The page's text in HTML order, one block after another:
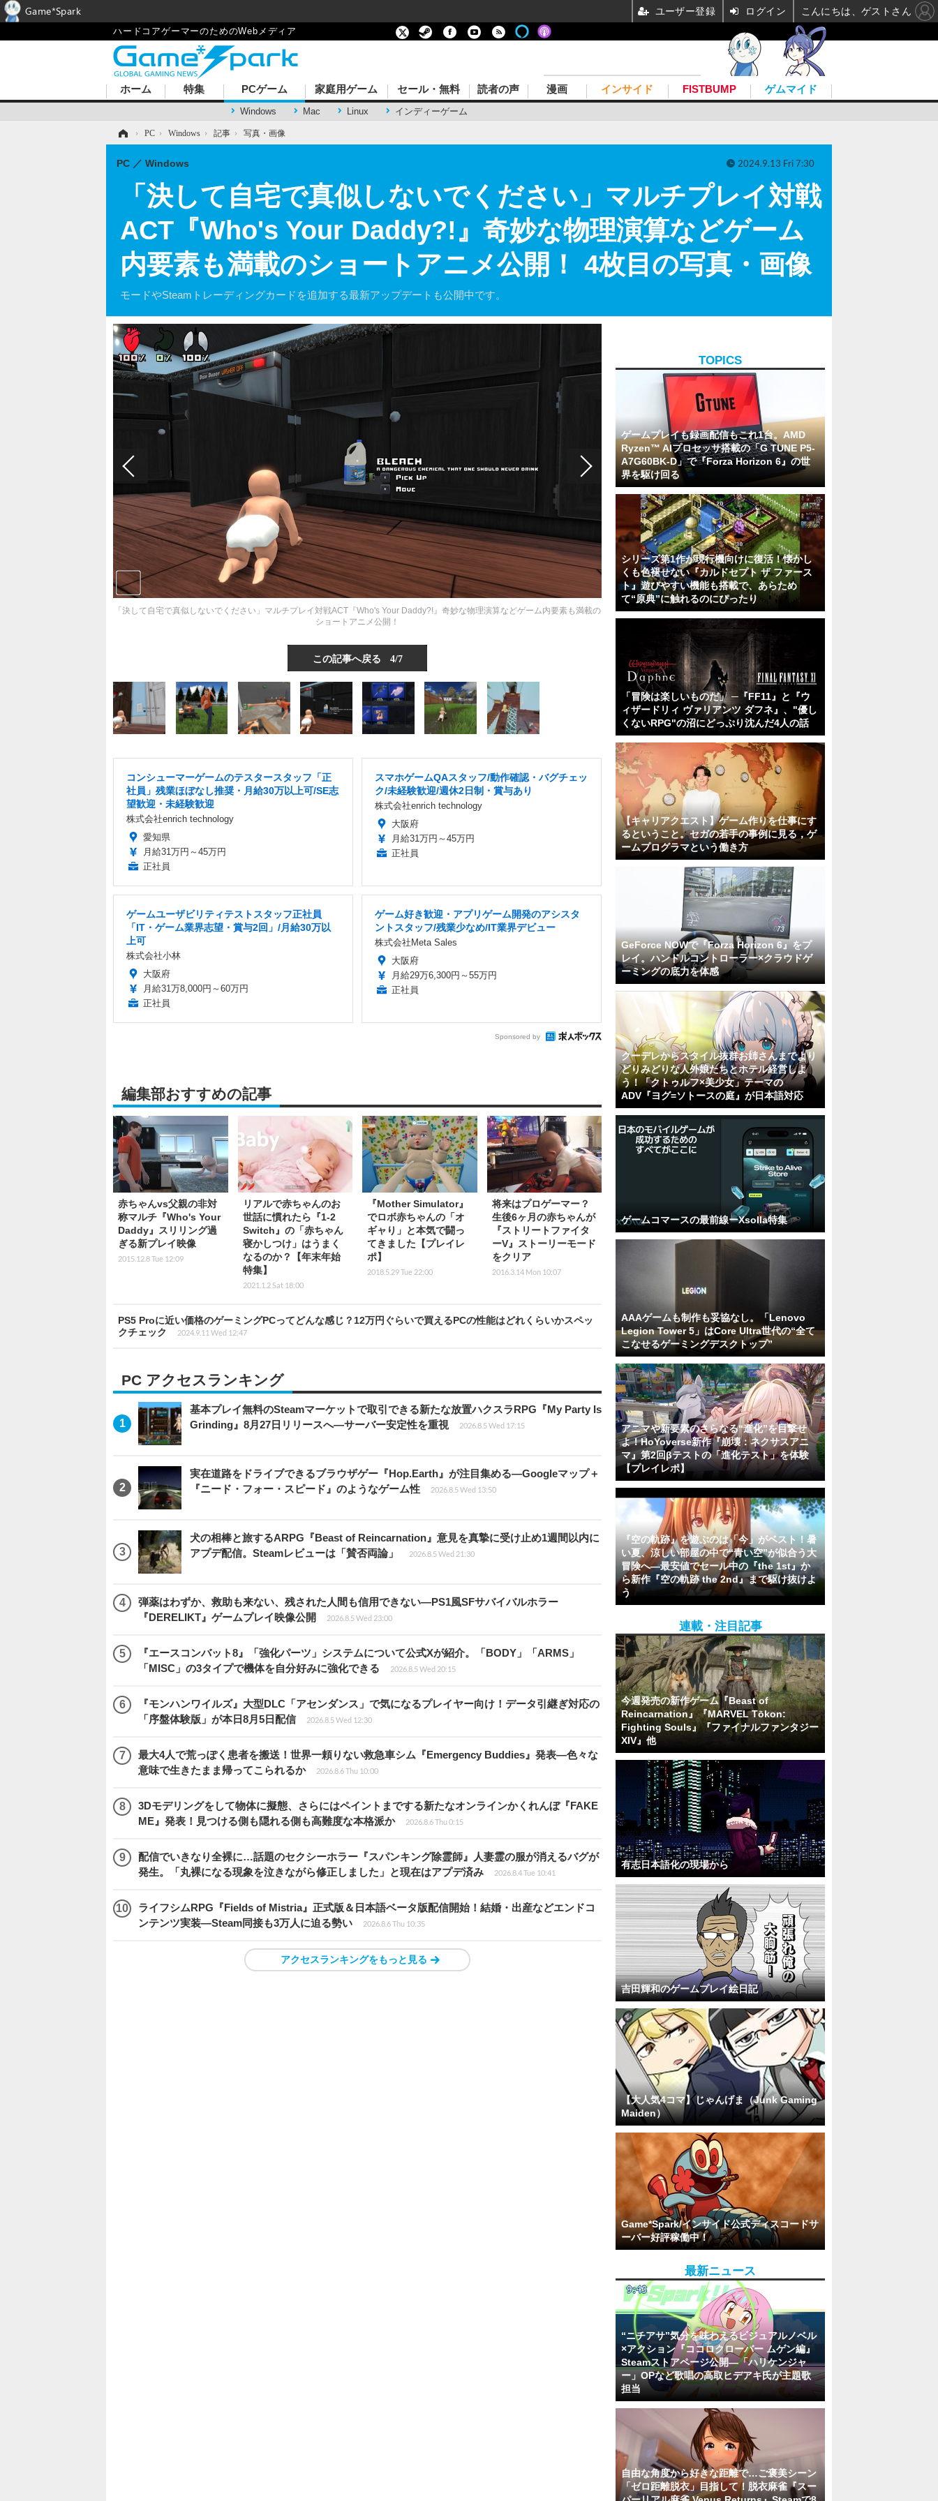
ハードコアゲーマーのためのWebメディア
ホーム 特集 PCゲーム
Windows Mac Linux インディーゲーム
家庭用ゲーム セール・無料 読者の声 漫画 インサイド FISTBUMP ゲムマイド
› PC › Windows › 記事 › 写真・画像
「決して自宅で真似しないでください」マルチプレイ対戦
ACT『Who's Your Daddy?!』奇妙な物理演算などゲーム
内要素も満載のショートアニメ公開！ 4枚目の写真・画像
モードやSteamトレーディングカードを追加する最新アップデートも公開中です。
PC Windows 2024.9.13 Fri 7:30
「決して自宅で真似しないでください」マルチプレイ対戦ACT『Who's Your Daddy?!』奇妙な物理演算などゲーム内要素も満載の
ショートアニメ公開！
この記事へ戻る 4/7
コンシューマーゲームのテスタースタッフ「正
社員」残業ほぼなし推奨・月給30万以上可/SE志
望歓迎・未経験歓迎
株式会社enrich technology
愛知県
月給31万円～45万円
正社員
スマホゲームQAスタッフ/動作確認・バグチェッ
ク/未経験歓迎/週休2日制・賞与あり
株式会社enrich technology
大阪府
月給31万円～45万円
正社員
ゲームユーザビリティテストスタッフ正社員
「IT・ゲーム業界志望・賞与2回」/月給30万以
上可
株式会社小林
大阪府
月給31万8,000円～60万円
正社員
ゲーム好き歓迎・アプリゲーム開発のアシスタ
ントスタッフ/残業少なめ/IT業界デビュー
株式会社Meta Sales
大阪府
月給29万6,300円～55万円
正社員
Sponsored by
編集部おすすめの記事
赤ちゃんvs父親の非対
称マルチ『Who's Your
Daddy』スリリング過
ぎる新プレイ映像
2015.12.8 Tue 12:09
リアルで赤ちゃんのお
世話に慣れたら『1-2
Switch』の「赤ちゃん
寝かしつけ」はうまく
なるのか？【年末年始
特集】
2021.1.2 Sat 18:00
『Mother Simulator』
でロボ赤ちゃんの「オ
ギャり」と本気で闘っ
てきました【プレイレ
ポ】
2018.5.29 Tue 22:00
将来はプロゲーマー？
生後6ヶ月の赤ちゃんが
『ストリートファイタ
ーV』ストーリーモード
をクリア
2016.3.14 Mon 10:07
PS5 Proに近い価格のゲーミングPCってどんな感じ？12万円ぐらいで買えるPCの性能はどれくらいかスペッ
クチェック
2024.9.11 Wed 12:47
PC アクセスランキング
基本プレイ無料のSteamマーケットで取引できる新たな放置ハクスラRPG『My Party Is
Grinding』8月27日リリースへ―サーバー安定性を重視
2026.8.5 Wed 17:15
実在道路をドライブできるブラウザゲー『Hop.Earth』が注目集める―Googleマップ＋
『ニード・フォー・スピード』のようなゲーム性
2026.8.5 Wed 13:50
犬の相棒と旅するARPG『Beast of Reincarnation』意見を真摯に受け止め1週間以内に
アプデ配信。Steamレビューは「賛否両論」
2026.8.5 Wed 21:30
弾薬はわずか、救助も来ない、残された人間も信用できない―PS1風SFサバイバルホラー
『DERELIKT』ゲームプレイ映像公開
2026.8.5 Wed 23:00
『エースコンバット8』「強化パーツ」システムについて公式Xが紹介。「BODY」「ARMS」
「MISC」の3タイプで機体を自分好みに強化できる
2026.8.5 Wed 20:15
『モンハンワイルズ』大型DLC「アセンダンス」で気になるプレイヤー向け！データ引継ぎ対応の
「序盤体験版」が本日8月5日配信
2026.8.5 Wed 12:30
最大4人で荒っぽく患者を搬送！世界一頼りない救急車シム『Emergency Buddies』発表―色々な
意味で生きたまま帰ってこられるか
2026.8.6 Thu 10:00
3Dモデリングをして物体に擬態、さらにはペイントまでする新たなオンラインかくれんぼ『FAKE
ME』発表！見つける側も隠れる側も高難度な本格派か
2026.8.6 Thu 0:15
配信でいきなり全裸に…話題のセクシーホラー『スパンキング除霊師』人妻霊の服が消えるバグが
発生。「丸裸になる現象を泣きながら修正しました」と現在はアプデ済み
2026.8.4 Tue 10:41
ライフシムRPG『Fields of Mistria』正式版＆日本語ベータ版配信開始！結婚・出産などエンドコ
ンテンツ実装―Steam同接も3万人に迫る勢い
2026.8.6 Thu 10:35
アクセスランキングをもっと見る
TOPICS
ゲームプレイも録画配信もこれ1台。AMD
Ryzen™ AIプロセッサ搭載の「G TUNE P5-
A7G60BK-D」で『Forza Horizon 6』の世
界を駆け回る
シリーズ第1作が現行機向けに復活！懐かし
くも色褪せない『カルドセプト ザ ファース
ト』遊びやすい機能も搭載で、あらため
て“原典”に触れるのにぴったり
「冒険は楽しいものだ」 ─『FF11』と『ウ
ィザードリィ ヴァリアンツ ダフネ』、"優し
くないRPG"の沼にどっぷり沈んだ4人の話
【キャリアクエスト】ゲーム作りを仕事にす
るということ。セガの若手の事例に見る，ゲ
ームプログラマという働き方
GeForce NOWで『Forza Horizon 6』をプ
レイ。ハンドルコントローラー×クラウドゲ
ーミングの底力を体感
クーデレからスタイル抜群お姉さんまでより
どりみどりな人外娘たちとホテル経営しよ
う！「クトゥルフ×美少女」テーマの
ADV『ヨグ=ソトースの庭』が日本語対応
ゲームコマースの最前線ーXsolla特集
AAAゲームも制作も妥協なし。「Lenovo
Legion Tower 5」はCore Ultra世代の“全て
こなせるゲーミングデスクトップ”
アニマや新要素のさらなる“進化”を目撃せ
よ！HoYoverse新作『崩壊：ネクサスアニ
マ』第2回βテストの「進化テスト」を体験
【プレイレポ】
『空の軌跡』を遊ぶのは「今」がベスト！暑
い夏、涼しい部屋の中で“青い空”が似合う大
冒険へ―最安値でセール中の『the 1st』か
ら新作『空の軌跡 the 2nd』まで駆け抜けよ
う
連載・注目記事
今週発売の新作ゲーム『Beast of
Reincarnation』『MARVEL Tōkon:
Fighting Souls』『ファイナルファンタジー
XIV』他
有志日本語化の現場から
吉田輝和のゲームプレイ絵日記
【大人気4コマ】じゃんげま（Junk Gaming
Maiden）
Game*Spark/インサイド公式ディスコードサ
ーバー好評稼働中！
最新ニュース
“ニチアサ”気分を味わえるビジュアルノベル
×アクション『ココロクローバー ムゲン編』
Steamストアページ公開―「ハリケンジャ
ー」OPなど歌唱の高取ヒデアキ氏が主題歌
担当
自由な角度から好きな距離で…ご褒美シーン
「ゼロ距離脱衣」目指して！脱衣麻雀『スー
Game*Spark ユーザー登録 ログイン こんにちは、ゲストさん